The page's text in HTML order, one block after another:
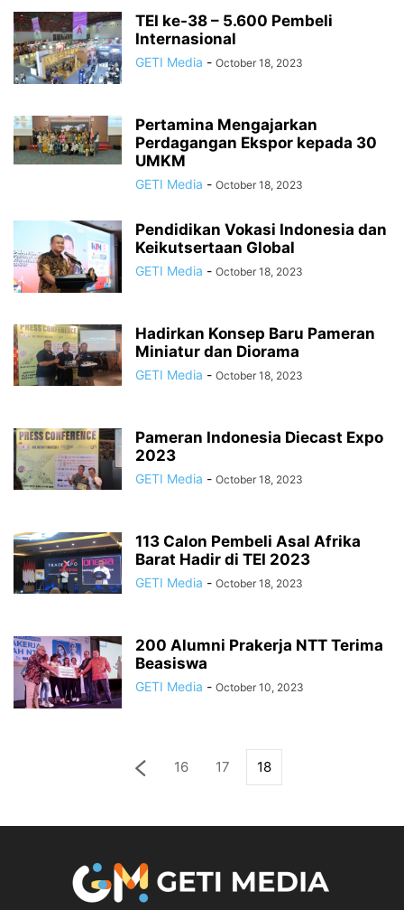
TEI ke-38 – 5.600 Pembeli
Internasional
GETI Media - October 18, 2023
Pertamina Mengajarkan
Perdagangan Ekspor kepada 30
UMKM
GETI Media - October 18, 2023
Pendidikan Vokasi Indonesia dan
Keikutsertaan Global
GETI Media - October 18, 2023
Hadirkan Konsep Baru Pameran
Miniatur dan Diorama
GETI Media - October 18, 2023
Pameran Indonesia Diecast Expo
2023
GETI Media - October 18, 2023
113 Calon Pembeli Asal Afrika
Barat Hadir di TEI 2023
GETI Media - October 18, 2023
200 Alumni Prakerja NTT Terima
Beasiswa
GETI Media - October 10, 2023
16 17 18